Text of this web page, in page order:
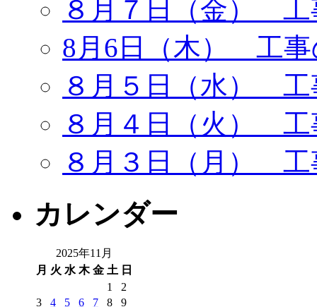
８月７日（金） 工
8月6日（木） 工事
８月５日（水） 工
８月４日（火） 工
８月３日（月） 工
カレンダー
2025年11月
月 火 水 木 金 土 日
1
2
3
4 5 6 7 8
9